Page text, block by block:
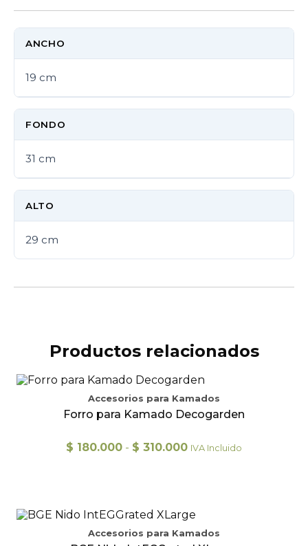
ANCHO
19 cm
FONDO
31 cm
ALTO
29 cm
Productos relacionados
Accesorios para Kamados
Forro para Kamado Decogarden
$ 180.000 - $ 310.000Rango
$ 310.000
IVA Incluido
tiene
Accesorios para Kamados